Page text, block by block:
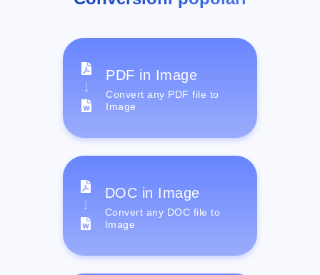
PDF in Image
Convert any PDF file to
Image
DOC in Image
Convert any DOC file to
Image